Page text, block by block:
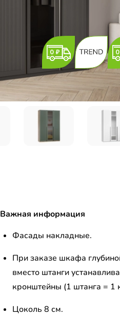
Важная информация
Фасады накладные.
При заказе шкафа
вместо штанги
кронштейны (1 штанга = 1
Цоколь 8 см.